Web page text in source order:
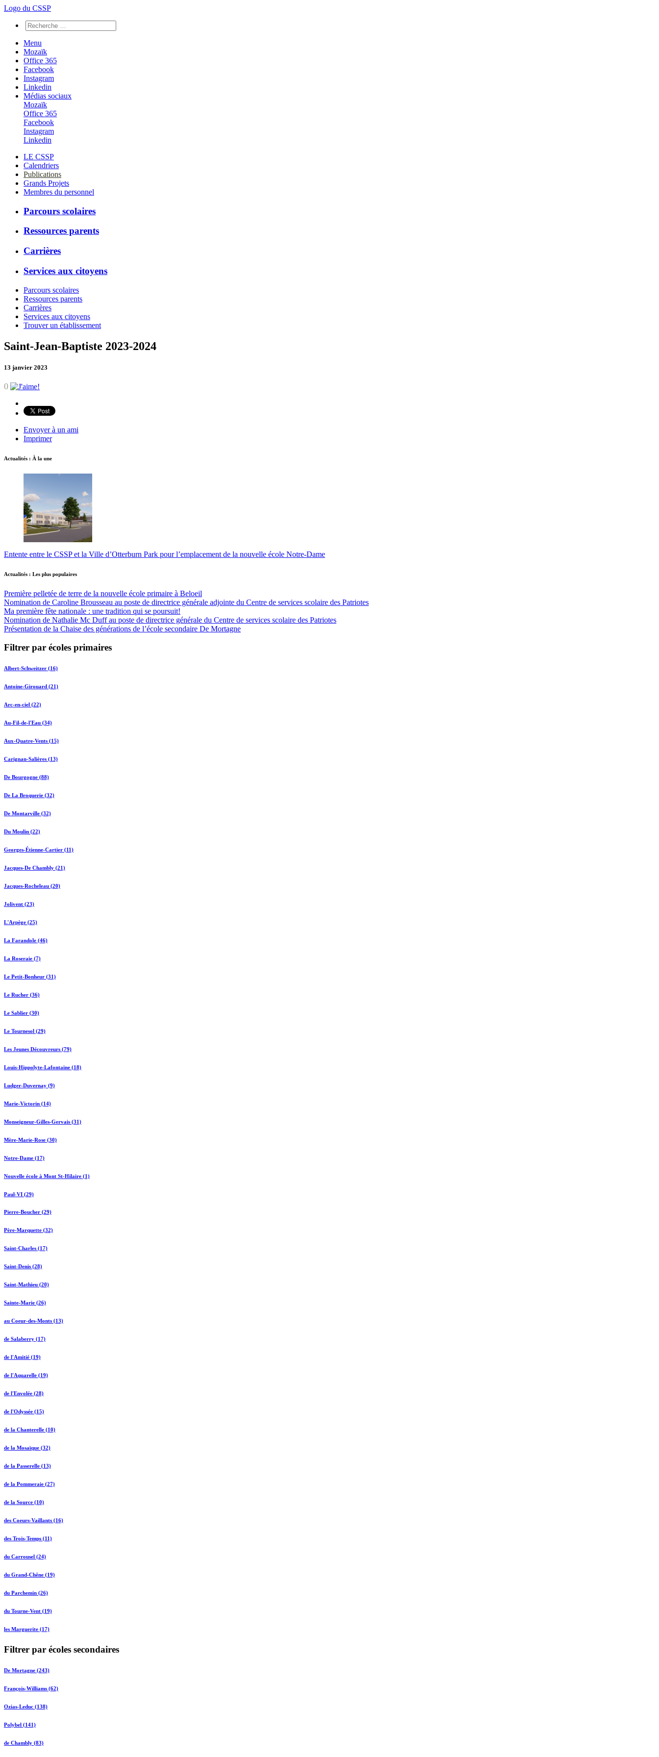
Logo du CSSP
Menu
Mozaïk
Office 365
Facebook
Instagram
Linkedin
Médias sociaux
Mozaïk
Office 365
Facebook
Instagram
Linkedin
LE CSSP
Calendriers
Publications
Grands Projets
Membres du personnel
Parcours scolaires
Ressources parents
Carrières
Services aux citoyens
Parcours scolaires
Ressources parents
Carrières
Services aux citoyens
Trouver un établissement
Saint-Jean-Baptiste 2023-2024
13 janvier 2023
0
Envoyer à un ami
Imprimer
Actualités : À la une
Entente entre le CSSP et la Ville d’Otterburn Park pour l’emplacement de la nouvelle école Notre-Dame
Actualités : Les plus populaires
Première pelletée de terre de la nouvelle école primaire à Beloeil
Nomination de Caroline Brousseau au poste de directrice générale adjointe du Centre de services scolaire des Patriotes
Ma première fête nationale : une tradition qui se poursuit!
Nomination de Nathalie Mc Duff au poste de directrice générale du Centre de services scolaire des Patriotes
Présentation de la Chaise des générations de l’école secondaire De Mortagne
Filtrer par écoles primaires
Albert-Schweitzer (16)
Antoine-Girouard (21)
Arc-en-ciel (22)
Au-Fil-de-l'Eau (34)
Aux-Quatre-Vents (15)
Carignan-Salières (13)
De Bourgogne (88)
De La Broquerie (32)
De Montarville (32)
Du Moulin (22)
Georges-Étienne-Cartier (11)
Jacques-De Chambly (21)
Jacques-Rocheleau (20)
Jolivent (23)
L'Arpège (25)
La Farandole (46)
La Roseraie (7)
Le Petit-Bonheur (31)
Le Rucher (36)
Le Sablier (30)
Le Tournesol (29)
Les Jeunes Découvreurs (79)
Louis-Hippolyte-Lafontaine (18)
Ludger-Duvernay (9)
Marie-Victorin (14)
Monseigneur-Gilles-Gervais (31)
Mère-Marie-Rose (30)
Notre-Dame (17)
Nouvelle école à Mont St-Hilaire (1)
Paul-VI (29)
Pierre-Boucher (29)
Père-Marquette (32)
Saint-Charles (17)
Saint-Denis (28)
Saint-Mathieu (20)
Sainte-Marie (26)
au Coeur-des-Monts (13)
de Salaberry (17)
de l'Amitié (19)
de l'Aquarelle (19)
de l'Envolée (28)
de l'Odyssée (15)
de la Chanterelle (10)
de la Mosaïque (32)
de la Passerelle (13)
de la Pommeraie (27)
de la Source (10)
des Coeurs-Vaillants (16)
des Trois-Temps (11)
du Carrousel (24)
du Grand-Chêne (19)
du Parchemin (26)
du Tourne-Vent (19)
les Marguerite (17)
Filtrer par écoles secondaires
De Mortagne (243)
François-Williams (62)
Ozias-Leduc (138)
Polybel (141)
de Chambly (83)